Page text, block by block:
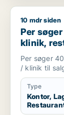
Per søger
10 mdr siden
Per
klinik,
til salg i
eller
Per søger
/ klinik til
Type
Kontor,